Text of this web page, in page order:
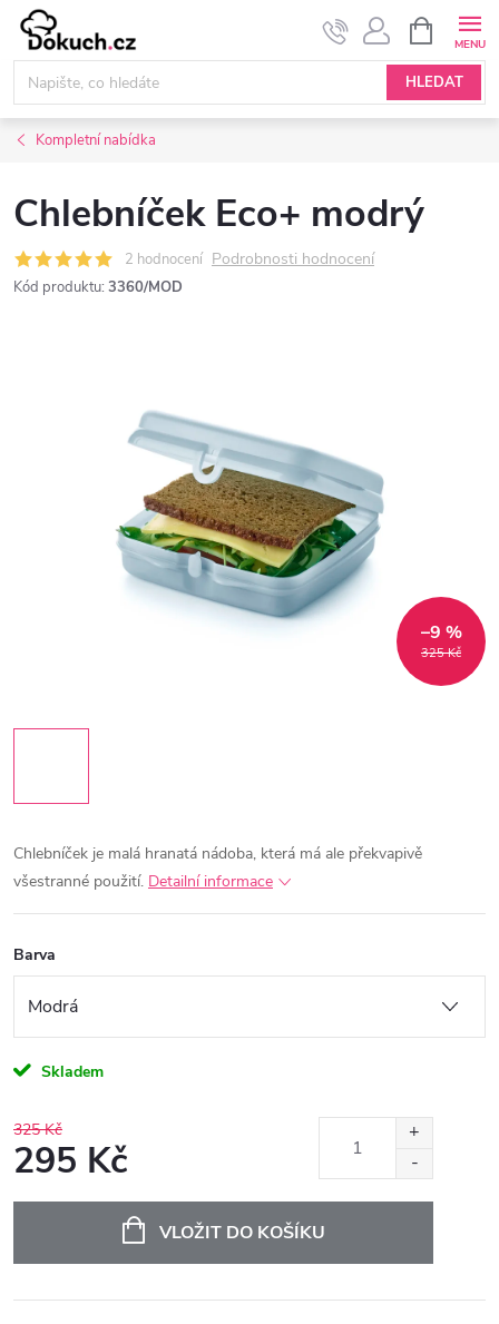
Přejít
obsah
HLEDAT
NÁKUPNÍ
KOŠÍK
Kompletní nabídka
Chlebníček Eco+ modrý
2 hodnocení Podrobnosti hodnocení
Kód produktu: 3360/MOD
325 Kč
–9 %
Chlebníček je malá hranatá nádoba, která má ale překvapivě
všestranné použití. Detailní informace
Barva
Skladem
325 Kč
295 Kč
VLOŽIT DO KOŠÍKU